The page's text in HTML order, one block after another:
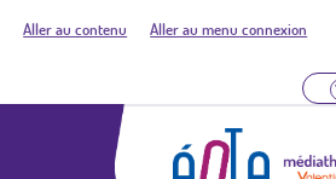
Aller au contenu Aller au menu connexion